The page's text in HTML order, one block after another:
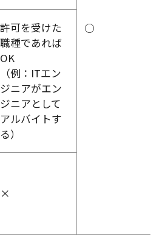
○
許可を受けた
職種であれば
OK
（例：ITエン
ジニアがエン
ジニアとして
アルバイトす
る）
×